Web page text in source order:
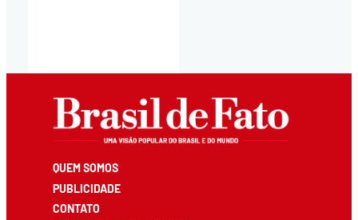
QUEM SOMOS
PUBLICIDADE
CONTATO